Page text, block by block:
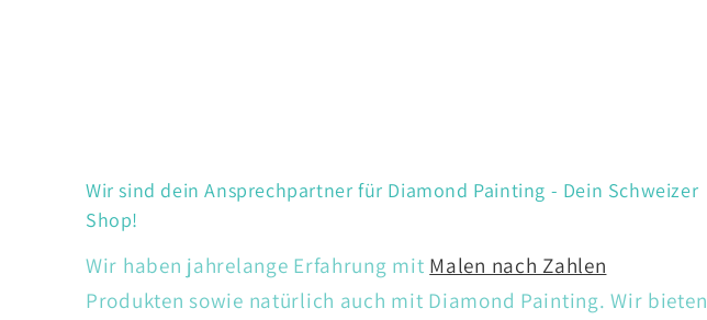
Wir sind dein Ansprechpartner für Diamond Painting - Dein Schweizer
Shop!
Wir haben jahrelange Erfahrung mit Malen nach Zahlen
Produkten sowie natürlich auch mit Diamond Painting. Wir bieten